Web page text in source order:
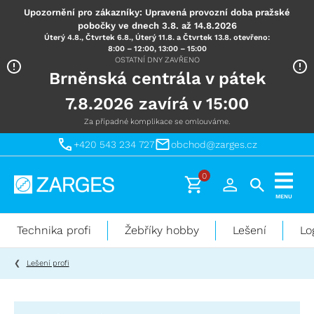
Upozornění pro zákazníky: Upravená provozní doba pražské
pobočky ve dnech 3.8. až 14.8.2026
Úterý 4.8., Čtvrtek 6.8., Úterý 11.8. a Čtvrtek 13.8. otevřeno:
8:00 – 12:00, 13:00 – 15:00
OSTATNÍ DNY ZAVŘENO
Brněnská centrála v pátek
7.8.2026 zavírá v 15:00
Za případné komplikace se omlouváme.
+420 543 234 727 obchod@zarges.cz
Technika
práci
výškách
0
MENU
Technika profi Žebříky hobby Lešení
Lešení profi